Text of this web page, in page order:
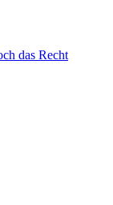
das Recht